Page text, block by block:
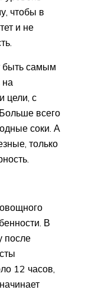
чтобы в
и не
быть самым
на
цели, с
всего
соки. А
только
В
после
12 часов,